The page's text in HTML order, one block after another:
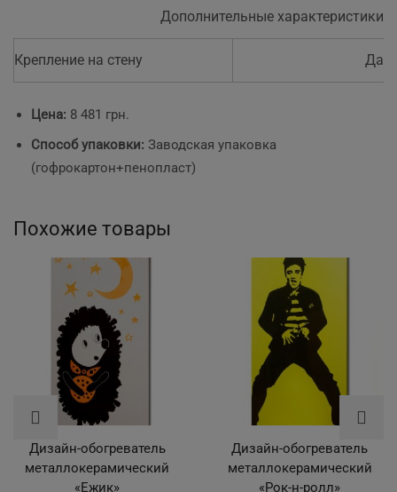
Дополнительные характеристики
Крепление на стену Да
Цена: 8 481 грн.
Способ упаковки: Заводская упаковка
(гофрокартон+пенопласт)
Похожие товары
Дизайн-обогреватель
металлокерамический
«Ежик»
Дизайн-обогреватель
металлокерамический
«Рок-н-ролл»